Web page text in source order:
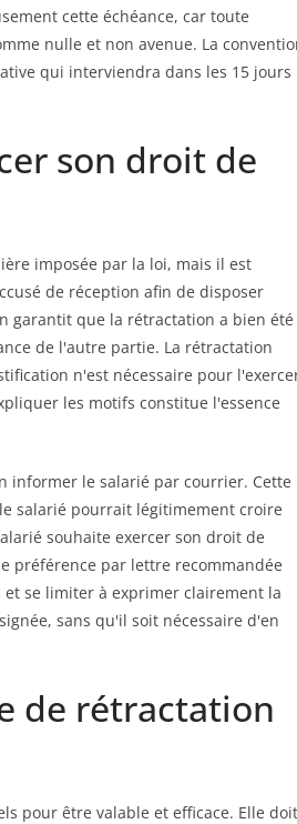
cette échéance, car toute
nulle et non avenue. La
qui interviendra dans les 15 jours
son droit de
imposée par la loi, mais il est
de réception afin de disposer
garantit que la rétractation a bien été
de l'autre partie. La rétractation
n'est nécessaire pour
les motifs constitue l'essence
informer le salarié par courrier. Cette
salarié pourrait légitimement croire
souhaite exercer son droit de
préférence par lettre recommandée
se limiter à exprimer clairement la
sans qu'il soit nécessaire d'en
de rétractation
pour être valable et efficace. Elle doit